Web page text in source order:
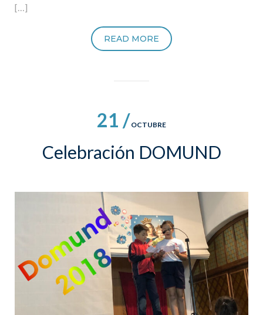
[…]
READ MORE
21 / OCTUBRE
Celebración DOMUND